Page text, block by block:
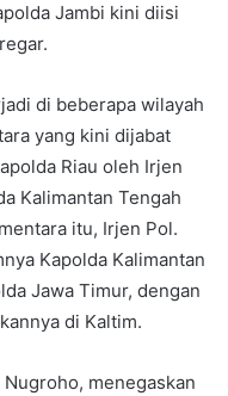
Jambi kini diisi
di beberapa wilayah
yang kini dijabat
Riau oleh Irjen
Kalimantan Tengah
itu, Irjen Pol.
Kapolda Kalimantan
Jawa Timur, dengan
di Kaltim.
menegaskan